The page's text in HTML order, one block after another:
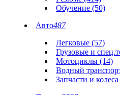
Обучение (50)
Авто487
Легковые (57)
Грузовые и
Мотоциклы (14)
Водный
Запчасти и